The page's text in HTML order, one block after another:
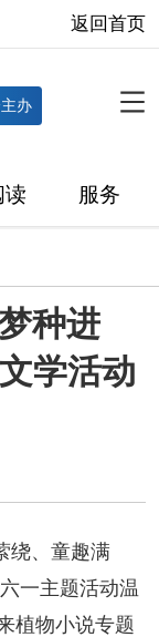
返回首页
办
读 服务
专门委员会
市州作协
文学评论
作家新作
种进
学活动
绕、童趣满
一主题活动温
植物小说专题